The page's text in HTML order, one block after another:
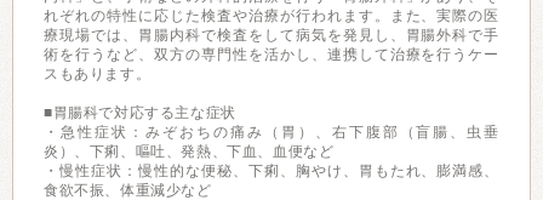
れぞれの特性に応じた検査や治療が行われます。また、実際の医
療現場では、胃腸内科で検査をして病気を発見し、胃腸外科で手
術を行うなど、双方の専門性を活かし、連携して治療を行うケー
スもあります。
■胃腸科で対応する主な症状
・急性症状：みぞおちの痛み（胃）、右下腹部（盲腸、虫垂
炎）、下痢、嘔吐、発熱、下血、血便など
・慢性症状：慢性的な便秘、下痢、胸やけ、胃もたれ、膨満感、
食欲不振、体重減少など